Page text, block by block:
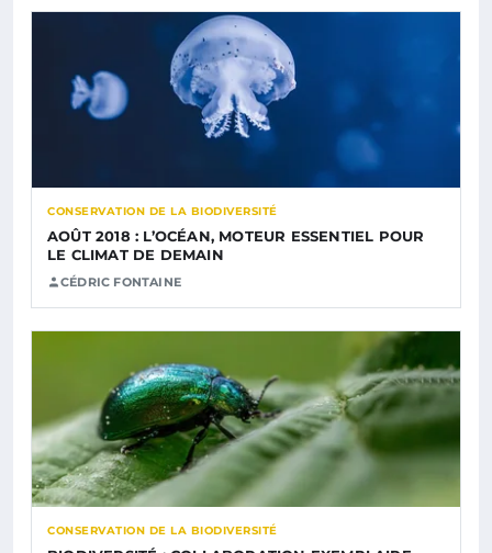
CONSERVATION DE LA BIODIVERSITÉ
AOÛT 2018 : L’OCÉAN, MOTEUR ESSENTIEL POUR
LE CLIMAT DE DEMAIN
CÉDRIC FONTAINE
CONSERVATION DE LA BIODIVERSITÉ